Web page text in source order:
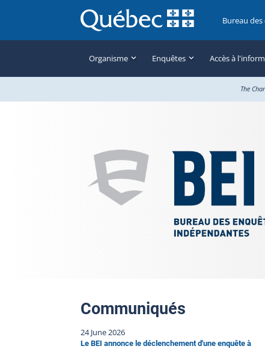
Bureau
Organisme Enquêtes Accès à
The
Communiqués
24 June 2026
Le BEI annonce le déclenchement d'une enquête à